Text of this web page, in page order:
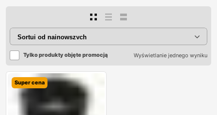
Tylko produkty objęte promocją Wyświetlanie jednego wyniku
Super cena